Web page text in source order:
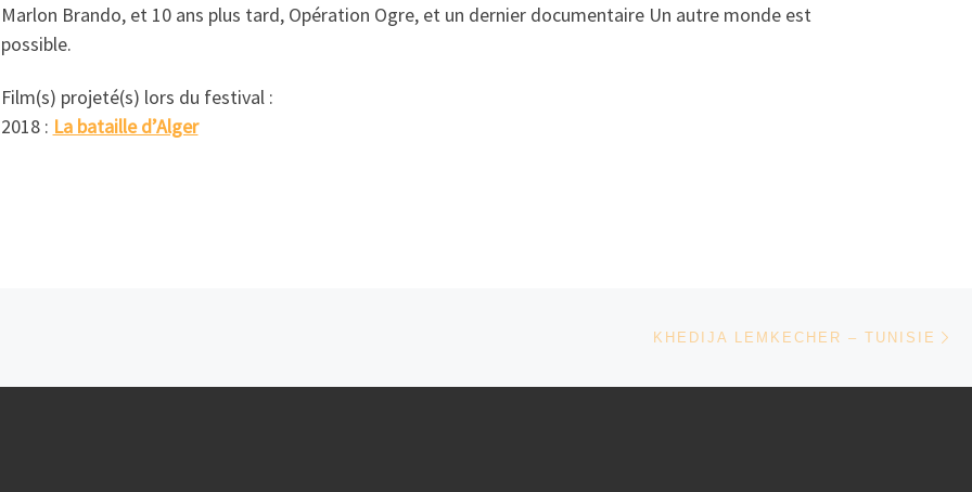
Marlon Brando, et 10 ans plus tard, Opération Ogre, et un dernier documentaire Un autre monde est
possible.
Film(s) projeté(s) lors du festival :
2018 : La bataille d’Alger
KHEDIJA LEMKECHER – TUNISIE